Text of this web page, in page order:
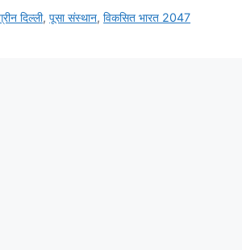
दिल्ली,पूसा संस्थान,विकसित भारत 2047